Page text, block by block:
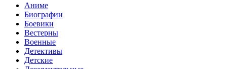
Аниме
Биографии
Боевики
Вестерны
Военные
Детективы
Детские